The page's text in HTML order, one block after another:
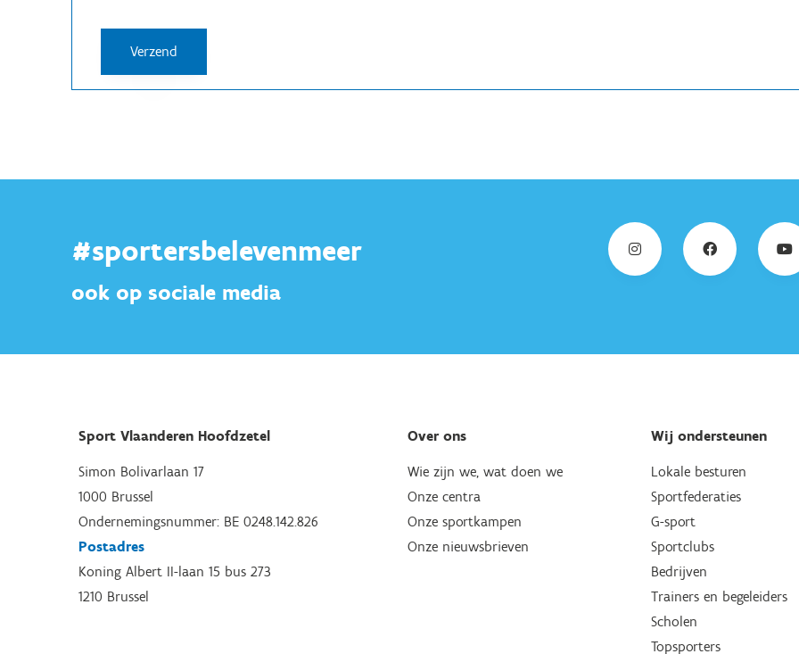
#sportersbelevenmeer
ook op sociale media
Sport Vlaanderen Hoofdzetel
Simon Bolivarlaan 17
1000 Brussel
Ondernemingsnummer: BE 0248.142.826
Postadres
Koning Albert II-laan 15 bus 273
1210 Brussel
Over ons
Wie zijn we, wat doen we
Onze centra
Onze sportkampen
Onze nieuwsbrieven
Wij ondersteunen
Lokale besturen
Sportfederaties
G-sport
Sportclubs
Bedrijven
Trainers en begeleiders
Scholen
Topsporters